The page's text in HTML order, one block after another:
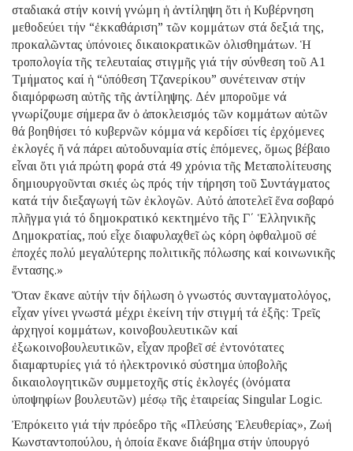
σταδιακά στήν κοινή γνώμη ἡ ἀντίληψη ὅτι ἡ Κυβέρνηση
μεθοδεύει τήν “ἐκκαθάριση” τῶν κομμάτων στά δεξιά της,
προκαλῶντας ὑπόνοιες δικαιοκρατικῶν ὀλισθημάτων. Ἡ
τροπολογία τῆς τελευταίας στιγμῆς γιά τήν σύνθεση τοῦ Α1
Τμήματος καί ἡ “ὑπόθεση Τζανερίκου” συνέτειναν στήν
διαμόρφωση αὐτῆς τῆς ἀντίληψης. Δέν μποροῦμε νά
γνωρίζουμε σήμερα ἄν ὁ ἀποκλεισμός τῶν κομμάτων αὐτῶν
θά βοηθήσει τό κυβερνῶν κόμμα νά κερδίσει τίς ἐρχόμενες
ἐκλογές ἤ νά πάρει αὐτοδυναμία στίς ἑπόμενες, ὅμως βέβαιο
εἶναι ὅτι γιά πρώτη φορά στά 49 χρόνια τῆς Μεταπολίτευσης
δημιουργοῦνται σκιές ὡς πρός τήν τήρηση τοῦ Συντάγματος
κατά τήν διεξαγωγή τῶν ἐκλογῶν. Αὐτό ἀποτελεῖ ἕνα σοβαρό
πλῆγμα γιά τό δημοκρατικό κεκτημένο τῆς Γ΄ Ἑλληνικῆς
Δημοκρατίας, πού εἶχε διαφυλαχθεῖ ὡς κόρη ὀφθαλμοῦ σέ
ἐποχές πολύ μεγαλύτερης πολιτικῆς πόλωσης καί κοινωνικῆς
ἔντασης.»
Ὅταν ἔκανε αὐτήν τήν δήλωση ὁ γνωστός συνταγματολόγος,
εἶχαν γίνει γνωστά μέχρι ἐκείνη τήν στιγμή τά ἑξῆς: Τρεῖς
ἀρχηγοί κομμάτων, κοινοβουλευτικῶν καί
ἐξωκοινοβουλευτικῶν, εἶχαν προβεῖ σέ ἐντονότατες
διαμαρτυρίες γιά τό ἠλεκτρονικό σύστημα ὑποβολῆς
δικαιολογητικῶν συμμετοχῆς στίς ἐκλογές (ὀνόματα
ὑποψηφίων βουλευτῶν) μέσῳ τῆς ἑταιρείας Singular Logic.
Ἐπρόκειτο γιά τήν πρόεδρο τῆς «Πλεύσης Ἐλευθερίας», Ζωή
Κωνσταντοπούλου, ἡ ὁποία ἔκανε διάβημα στήν ὑπουργό